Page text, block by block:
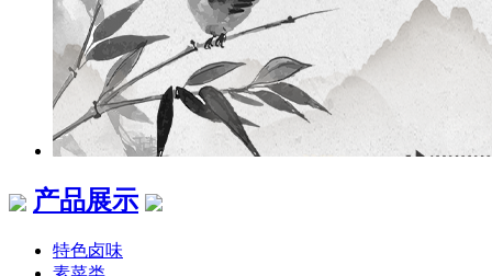
产品展示
特色卤味